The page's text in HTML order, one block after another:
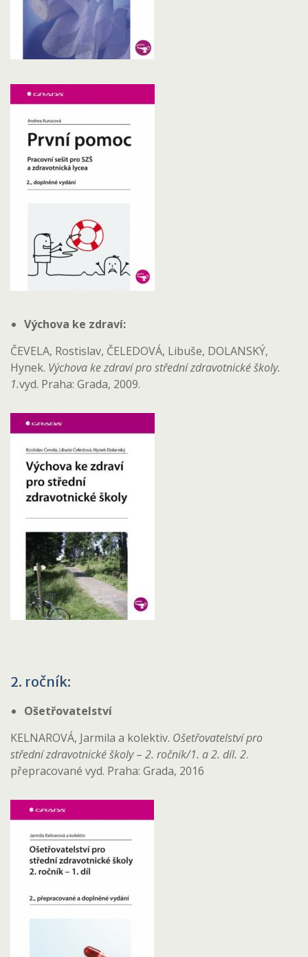
Výchova ke zdraví:
ČEVELA, Rostislav, ČELEDOVÁ, Libuše, DOLANSKÝ,
Hynek. Výchova ke zdraví pro střední zdravotnické školy.
1.vyd. Praha: Grada, 2009.
2. ročník:
Ošetřovatelství
KELNAROVÁ, Jarmila a kolektiv. Ošetřovatelství pro
střední zdravotnické školy– 2. ročník/1. a 2. díl. 2.
přepracované vyd. Praha: Grada, 2016